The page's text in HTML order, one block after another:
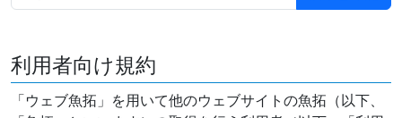
利用者向け規約
「ウェブ魚拓」を用いて他のウェブサイトの魚拓（以下、